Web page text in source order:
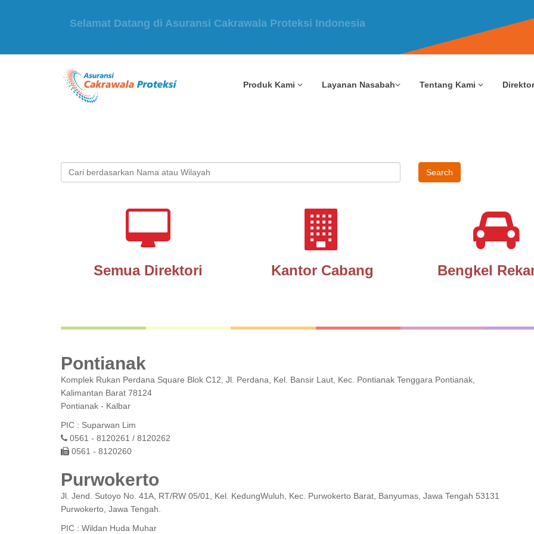
24H Hotline Claim : 021-53132777
Produk Kami Layanan Nasabah Tentang Kami
Semua Direktori Kantor Cabang Bengkel
Pontianak
Komplek Rukan Perdana Square Blok C12, Jl. Perdana, Kel. Bansir Laut, Kec. Pontianak Tenggara Pontianak,
Kalimantan Barat 78124
Pontianak - Kalbar
PIC : Suparwan Lim
0561 - 8120261 / 8120262
0561 - 8120260
Purwokerto
Jl. Jend. Sutoyo No. 41A, RT/RW 05/01, Kel. KedungWuluh, Kec. Purwokerto Barat, Banyumas, Jawa Tengah 53131
Purwokerto, Jawa Tengah.
PIC : Wildan Huda Muhar